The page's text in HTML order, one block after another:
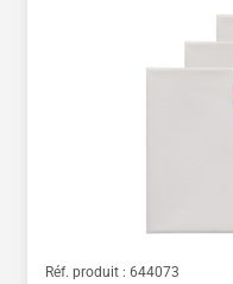
Réf. produit : 644073